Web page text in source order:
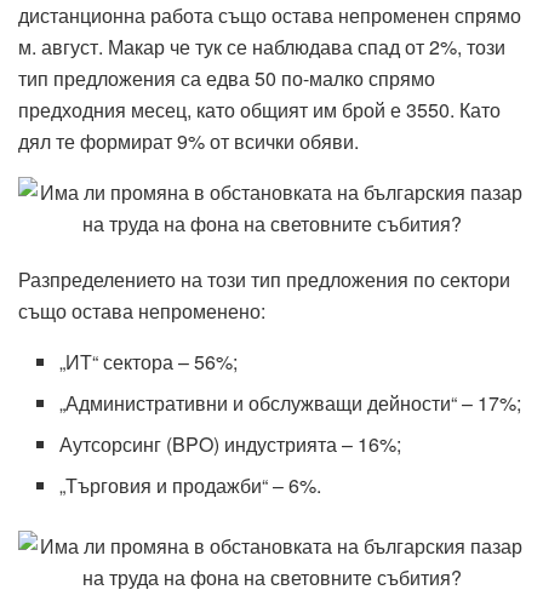
дистанционна работа също остава непроменен спрямо
м. август. Макар че тук се наблюдава спад от 2%, този
тип предложения са едва 50 по-малко спрямо
предходния месец, като общият им брой е 3550. Като
дял те формират 9% от всички обяви.
Разпределението на този тип предложения по сектори
също остава непроменено:
„ИТ“ сектора – 56%;
„Административни и обслужващи дейности“ – 17%;
Аутсорсинг (BPO) индустрията – 16%;
„Търговия и продажби“ – 6%.